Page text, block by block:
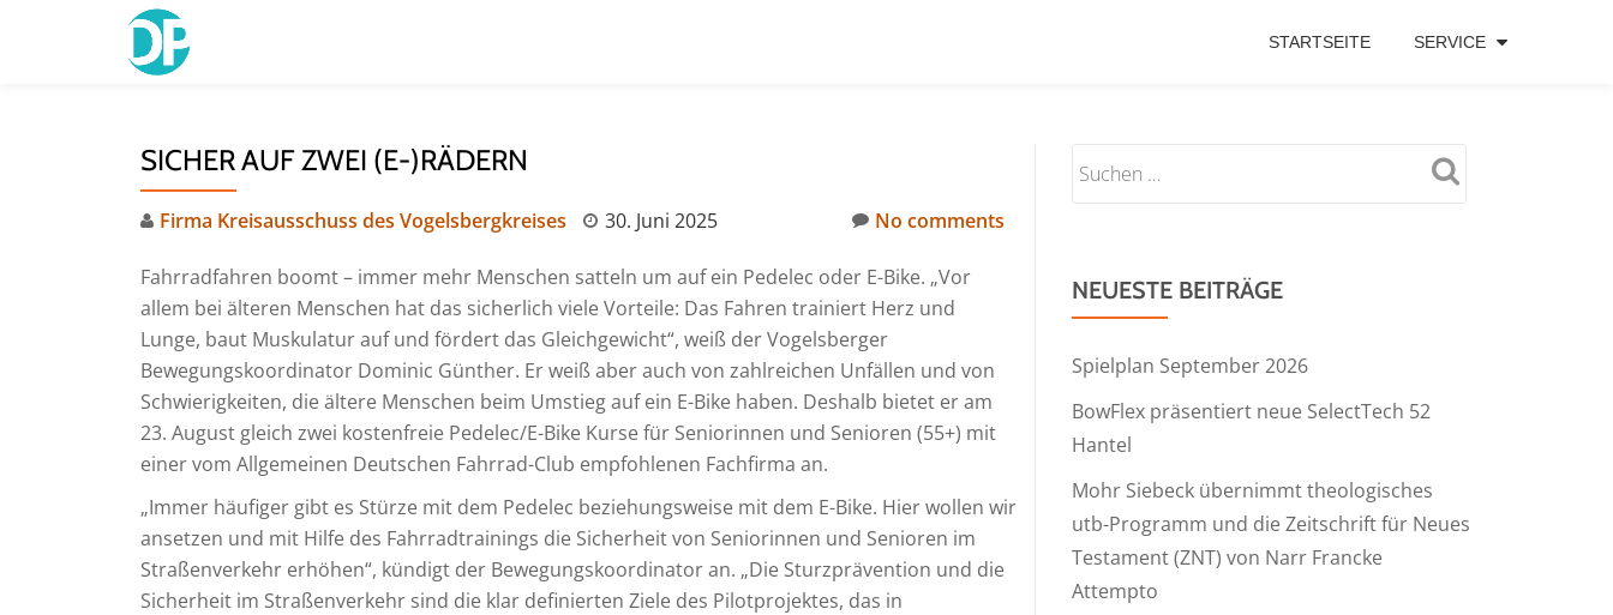
STARTSEITE SERVICE
SICHER AUF ZWEI (E-)RÄDERN
Firma Kreisausschuss des Vogelsbergkreises 30. Juni 2025 No comments
Fahrradfahren boomt – immer mehr Menschen satteln um auf ein Pedelec oder E-Bike. „Vor
allem bei älteren Menschen hat das sicherlich viele Vorteile: Das Fahren trainiert Herz und
Lunge, baut Muskulatur auf und fördert das Gleichgewicht“, weiß der Vogelsberger
Bewegungskoordinator Dominic Günther. Er weiß aber auch von zahlreichen Unfällen und von
Schwierigkeiten, die ältere Menschen beim Umstieg auf ein E-Bike haben. Deshalb bietet er am
23. August gleich zwei kostenfreie Pedelec/E-Bike Kurse für Seniorinnen und Senioren (55+) mit
einer vom Allgemeinen Deutschen Fahrrad-Club empfohlenen Fachfirma an.
„Immer häufiger gibt es Stürze mit dem Pedelec beziehungsweise mit dem E-Bike. Hier wollen wir
ansetzen und mit Hilfe des Fahrradtrainings die Sicherheit von Seniorinnen und Senioren im
Straßenverkehr erhöhen“, kündigt der Bewegungskoordinator an. „Die Sturzprävention und die
Sicherheit im Straßenverkehr sind die klar definierten Ziele des Pilotprojektes, das in
NEUESTE BEITRÄGE
Spielplan September 2026
BowFlex präsentiert neue SelectTech 52
Hantel
Mohr Siebeck übernimmt theologisches
utb-Programm und die Zeitschrift für Neues
Testament (ZNT) von Narr Francke
Attempto